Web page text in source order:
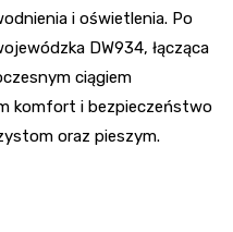
i oświetlenia. Po
DW934, łącząca
ciągiem
komfort i bezpieczeństwo
oraz pieszym.